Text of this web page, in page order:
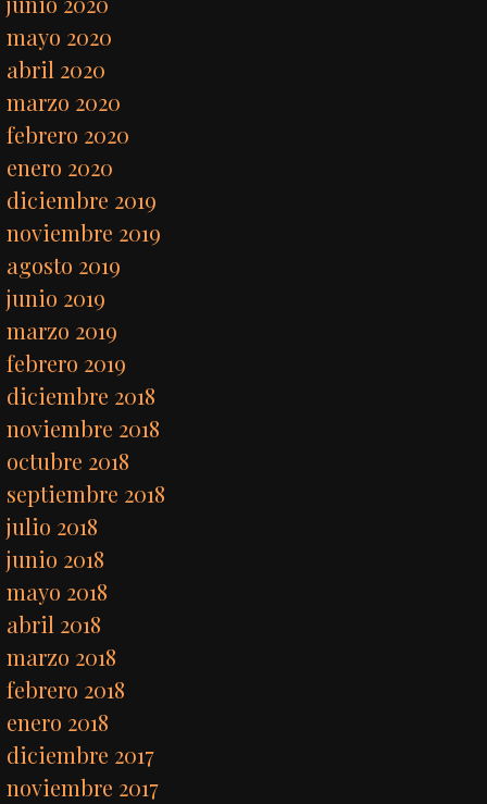
mayo 2020
abril 2020
marzo 2020
febrero 2020
enero 2020
diciembre 2019
noviembre 2019
agosto 2019
junio 2019
marzo 2019
febrero 2019
diciembre 2018
noviembre 2018
octubre 2018
septiembre 2018
julio 2018
junio 2018
mayo 2018
abril 2018
marzo 2018
febrero 2018
enero 2018
diciembre 2017
noviembre 2017